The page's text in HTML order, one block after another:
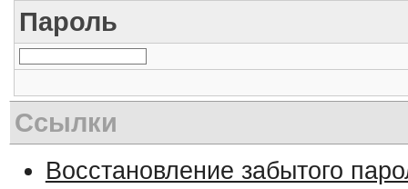
Пароль
Ссылки
Восстановление забытого